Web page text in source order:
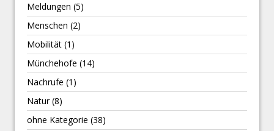
Meldungen (5)
Menschen (2)
Mobilität (1)
Münchehofe (14)
Nachrufe (1)
Natur(8)
ohne Kategorie (38)